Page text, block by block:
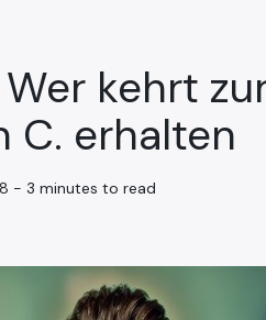
Wer kehrt
C. erhalten
- 3 minutes to read